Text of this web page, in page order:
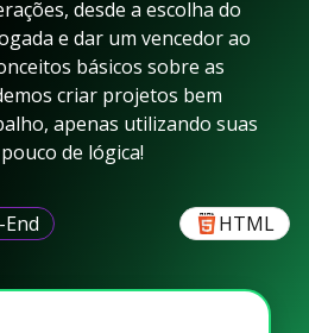
desde a escolha do
e dar um vencedor ao
básicos sobre as
criar projetos bem
apenas utilizando suas
de lógica!
HTML